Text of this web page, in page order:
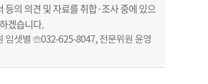
등의 의견 및 자료를 취합·조사 중에 있으
겠습니다.
임샛별 ☏032-625-8047, 전문위원 윤영